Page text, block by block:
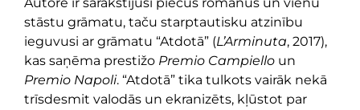
Autore ir sarakstījusi piecus romānus un vienu
stāstu grāmatu, taču starptautisku atzinību
ieguvusi ar grāmatu “Atdotā” (L’Arminuta, 2017),
kas saņēma prestižo Premio Campiello un
Premio Napoli. “Atdotā” tika tulkots vairāk nekā
trīsdesmit valodās un ekranizēts, kļūstot par